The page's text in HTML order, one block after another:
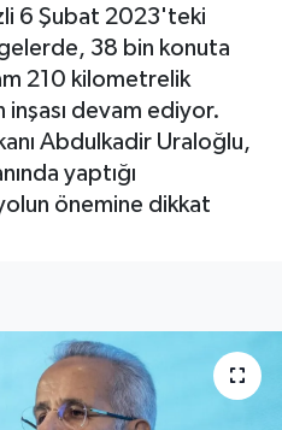
6 Şubat 2023'teki
38 bin konuta
210 kilometrelik
inşası devam ediyor.
Abdulkadir Uraloğlu,
yaptığı
önemine dikkat